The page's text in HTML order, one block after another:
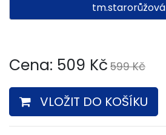
tm.starorůžová
Cena: 509 Kč 599 Kč
VLOŽIT DO KOŠÍKU